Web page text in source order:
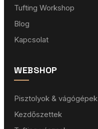
Tufting Workshop
Blog
Kapcsolat
WEBSHOP
Pisztolyok & vágógépek
Kezdőszettek